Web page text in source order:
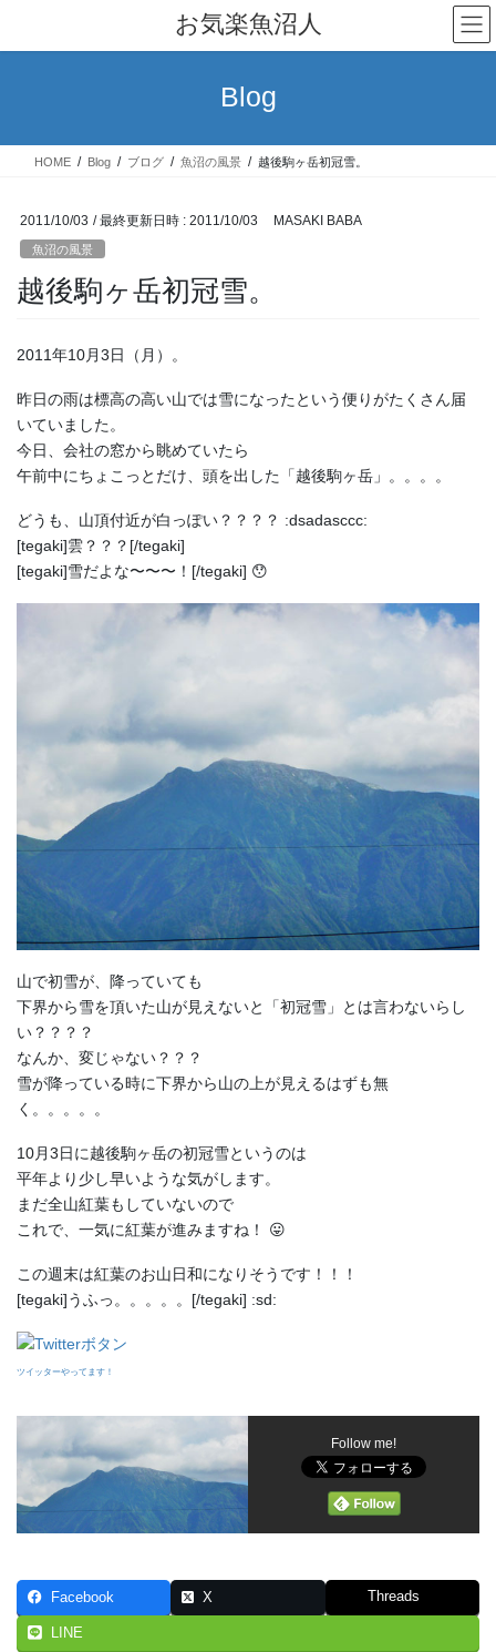
テ
ス
ゲ
ン
お気楽魚沼人
Blog
HOME Blog ブログ 魚沼の風景 越後駒ヶ岳初冠雪。
2011/10/03 / 最終更新日時 : 2011/10/03 MASAKI BABA
魚沼の風景
越後駒ヶ岳初冠雪。
2011年10月3日（月）。
昨日の雨は標高の高い山では雪になったという便りがたくさん届
いていました。
今日、会社の窓から眺めていたら
午前中にちょこっとだけ、頭を出した「越後駒ヶ岳」。。。。
どうも、山頂付近が白っぽい？？？？ :dsadasccc:
[tegaki]雲？？？[/tegaki]
[tegaki]雪だよな〜〜〜！[/tegaki] 😯
山で初雪が、降っていても
下界から雪を頂いた山が見えないと「初冠雪」とは言わないらし
い？？？？
なんか、変じゃない？？？
雪が降っている時に下界から山の上が見えるはずも無
く。。。。。
10月3日に越後駒ヶ岳の初冠雪というのは
平年より少し早いような気がします。
まだ全山紅葉もしていないので
これで、一気に紅葉が進みますね！ 😛
この週末は紅葉のお山日和になりそうです！！！
[tegaki]うふっ。。。。。[/tegaki] :sd:
ツイッターやってます！
Follow me!
Facebook X Threads
LINE